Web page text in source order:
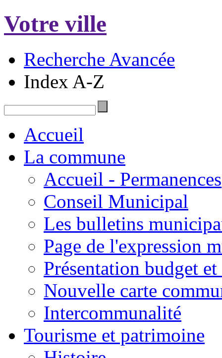
Votre ville
Recherche Avancée
Index A-Z
Accueil
La commune
Accueil - Permanences
Conseil Municipal
Les bulletins
Page de l'expression
Présentation budget
Nouvelle carte
Intercommunalité
Tourisme et patrimoine